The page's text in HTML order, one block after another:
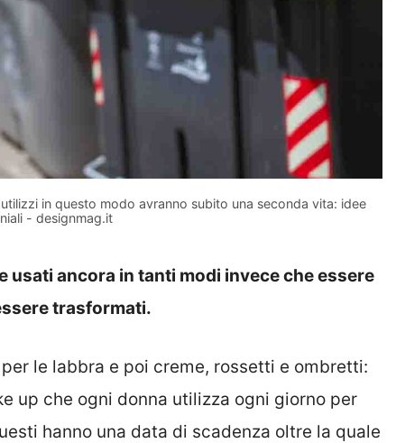
in questo modo avranno subito una seconda vita: idee
- designmag.it
usati ancora in tanti modi invece che essere
trasformati.
le labbra e poi creme, rossetti e ombretti:
up che ogni donna utilizza ogni giorno per
hanno una data di scadenza oltre la quale